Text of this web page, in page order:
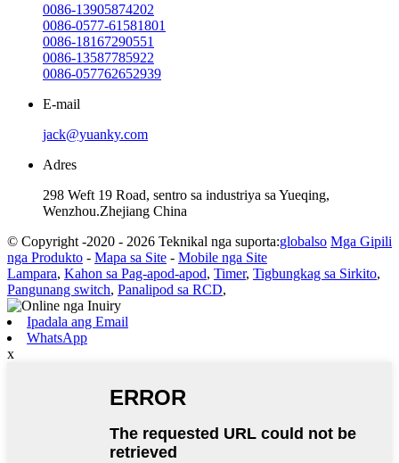
0086-13905874202
0086-0577-61581801
0086-18167290551
0086-13587785922
0086-057762652939
E-mail
jack@yuanky.com
Adres
298 Weft 19 Road, sentro sa industriya sa Yueqing,
Wenzhou.Zhejiang China
© Copyright -2020 - 2026 Teknikal nga suporta:globalso Mga Gipili
nga Produkto - Mapa sa Site - Mobile nga Site
Lampara, Kahon sa Pag-apod-apod, Timer, Tigbungkag sa Sirkito,
Pangunang switch, Panalipod sa RCD,
Ipadala ang Email
WhatsApp
x